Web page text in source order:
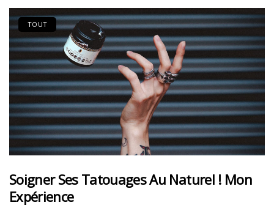
TOUT
Soigner Ses Tatouages Au Naturel ! Mon
Expérience